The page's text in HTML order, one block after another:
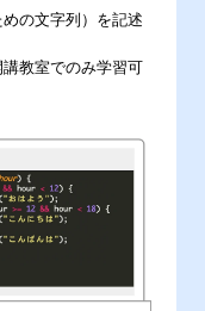
の文字列）を記述
教室でのみ学習可